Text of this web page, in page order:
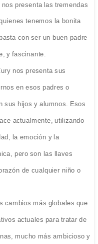
nos presenta las tremendas
tenemos la bonita
con ser un buen padre
y fascinante.
nos presenta sus
en esos padres o
sus hijos y alumnos. Esos
actualmente, utilizando
la emoción y la
pero son las llaves
de cualquier niño o
cambios más globales que
actuales para tratar de
mucho más ambicioso y